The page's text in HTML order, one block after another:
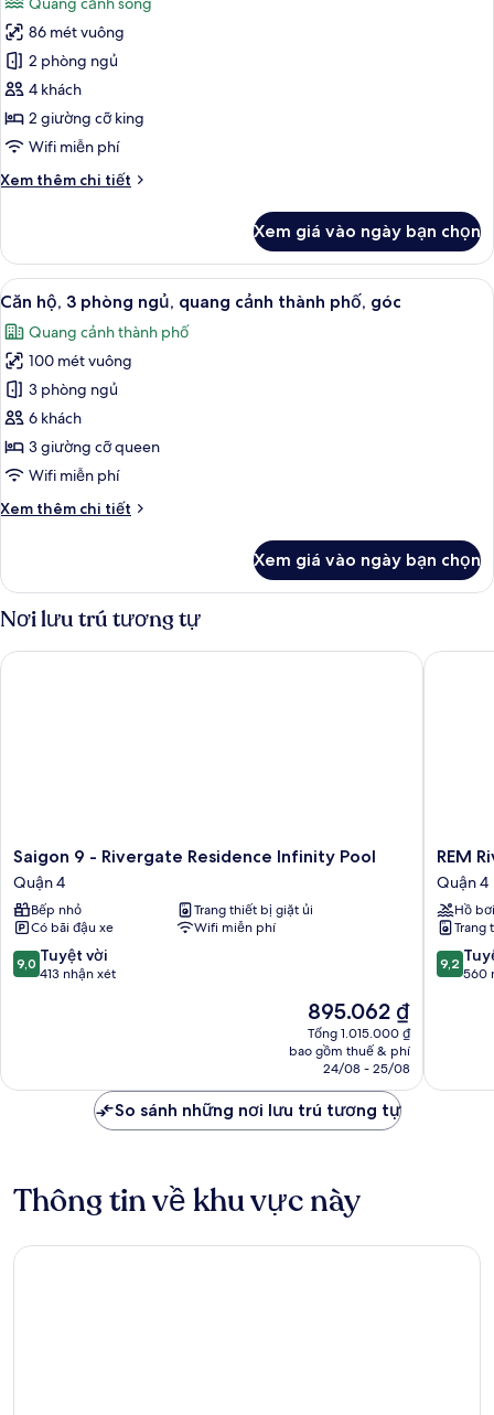
phòng
ngủ,
quang
cảnh
sông
cả
ảnh
Penthouse
Cao
cấp,
ban
quang
86 mét vuông
2 phòng ngủ
4 khách
2 giường cỡ king
Wifi miễn phí
Xem thêm chi tiết
Chi
Penthouse
Cao
cấp,
công,
quang
cảnh
sông
Xem giá vào ngày bạn chọn
Xem
tất
cả
ảnh
Căn
hộ,
3
phòng
quang
phố,
góc
Căn hộ, 3 phòng ngủ, quang cảnh
13
Căn hộ, 3 phòng ngủ, quang cảnh thành phố, góc
Quang cảnh thành phố
100 mét vuông
3 phòng ngủ
6 khách
3 giường cỡ queen
Wifi miễn phí
Xem thêm chi tiết
Chi
Căn
3
ngủ,
Xem giá vào ngày bạn chọn
Nơi lưu trú tương tự
Saigon
9
-
Rivergate
Residence
Infinity
Pool
Saigon 9 - Rivergate Residence Infinity Pool
Quận 4
Bếp nhỏ
Trang thiết bị giặt ủi
Có bãi đậu xe
Wifi miễn phí
9.0
trên
xét
9,0 Tuyệt vời
413 nhận xét
Giá
hiện
tại
895.062 ₫
895.062 ₫
Tổng 1.015.000 ₫
bao gồm thuế & phí
24/08 - 25/08
Saigon 9 - Rivergate Residence Infinity Pool
REM
Garden
Pool
Quận
4
REM
Quận 4
Hồ bơi
Trang
9.2
trên
xét
9,2
560
REM
So sánh những nơi lưu trú tương tự
Thông tin về khu vực này